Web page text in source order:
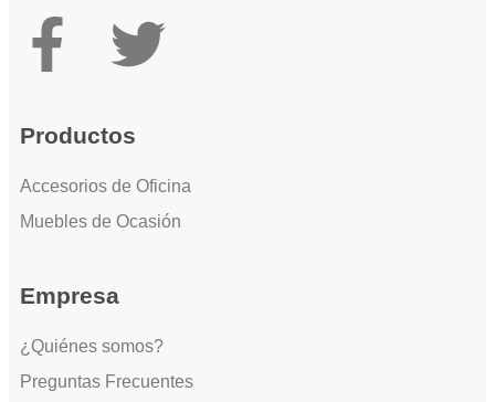
Productos
Accesorios de Oficina
Muebles de Ocasión
Empresa
¿Quiénes somos?
Preguntas Frecuentes